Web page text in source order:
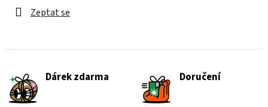
Zeptat se
Dárek zdarma Doručení